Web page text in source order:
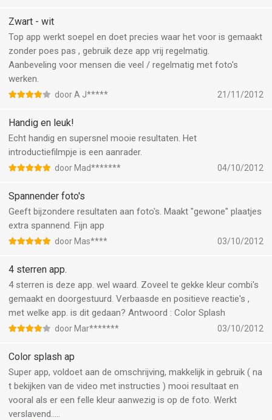
Zwart - wit
Top app werkt soepel en doet precies waar het voor is gemaakt
zonder poes pas , gebruik deze app vrij regelmatig.
Aanbeveling voor mensen die veel / regelmatig met foto's
werken.
door A J***** 21/11/2012
Handig en leuk!
Echt handig en supersnel mooie resultaten. Het
introductiefilmpje is een aanrader.
door Mad******* 04/10/2012
Spannender foto's
Geeft bijzondere resultaten aan foto's. Maakt "gewone" plaatjes
extra spannend. Fijn app
door Mas**** 03/10/2012
4 sterren app.
4 sterren is deze app. wel waard. Zoveel te gekke kleur combi's
gemaakt en doorgestuurd. Verbaasde en positieve reactie's ,
met welke app. is dit gedaan? Antwoord : Color Splash
door Mar******* 03/10/2012
Color splash ap
Super app, voldoet aan de omschrijving, makkelijk in gebruik ( na
t bekijken van de video met instructies ) mooi resultaat en
vooral als er een felle kleur aanwezig is op de foto. Werkt
verslavend.....